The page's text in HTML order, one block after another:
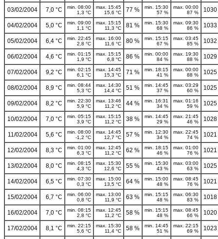
03/02/2004 7,0 °C
min. 08:00
1,3 °C
max. 15:45
15,6 °C
77 %
min. 15:30
57 %
max. 00:00
87 %
04/02/2004 5,0 °C
min. 09:00
1,1 °C
max. 15:15
11,3 °C
81 %
min. 15:30
68 %
max. 09:30
86 %
05/02/2004 6,4 °C
min. 22:45
2,8 °C
max. 16:00
11,6 °C
80 %
min. 15:15
67 %
max. 03:45
85 %
06/02/2004 4,6 °C
min. 01:15
1,9 °C
max. 15:15
6,8 °C
86 %
min. 00:00
84 %
max. 19:30
88 %
07/02/2004 9,2 °C
min. 02:15
6,1 °C
max. 14:45
15,3 °C
71 %
min. 18:15
41 %
max. 00:00
88 %
08/02/2004 8,9 °C
min. 08:44
5,3 °C
max. 14:30
14,4 °C
51 %
min. 14:45
37 %
max. 03:29
60 %
09/02/2004 8,2 °C
min. 22:30
5,9 °C
max. 13:46
11,2 °C
44 %
min. 16:31
34 %
max. 01:16
59 %
10/02/2004 7,0 °C
min. 05:15
3,9 °C
max. 15:15
11,2 °C
38 %
min. 14:45
29 %
max. 21:45
46 %
11/02/2004 5,6 °C
min. 08:00
-1,2 °C
max. 14:45
12,7 °C
57 %
min. 12:30
34 %
max. 22:45
74 %
12/02/2004 8,3 °C
min. 01:00
6,3 °C
max. 12:45
11,2 °C
62 %
min. 18:15
46 %
max. 01:00
76 %
13/02/2004 8,0 °C
min. 08:15
4,3 °C
max. 15:30
12,6 °C
55 %
min. 15:30
43 %
max. 03:00
63 %
14/02/2004 6,5 °C
min. 07:30
0,3 °C
max. 15:00
13,5 °C
64 %
min. 15:00
48 %
max. 08:45
76 %
15/02/2004 6,7 °C
min. 06:00
0,8 °C
max. 13:00
11,9 °C
63 %
min. 15:15
48 %
max. 06:30
83 %
16/02/2004 7,0 °C
min. 08:15
2,8 °C
max. 12:45
11,2 °C
58 %
min. 15:15
48 %
max. 08:45
66 %
17/02/2004 8,1 °C
min. 22:15
5,6 °C
max. 15:30
11,4 °C
58 %
min. 14:45
51 %
max. 22:15
69 %